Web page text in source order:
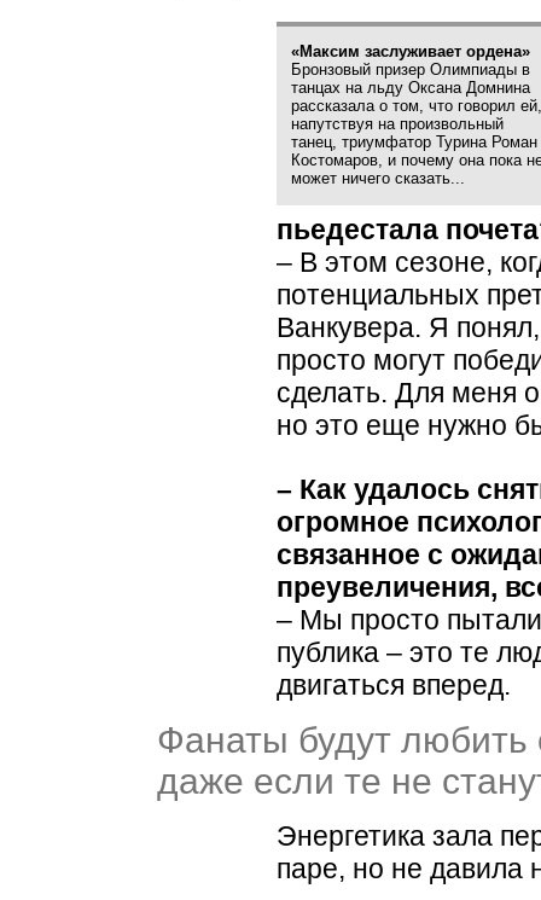
«Максим заслуживает ордена»
Бронзовый призер Олимпиады в
танцах на льду Оксана Домнина
рассказала о том, что говорил
напутствуя на произвольный
танец, триумфатор Турина Роман
Костомаров, и почему она пока
может ничего сказать...
пьедестала
– В этом сезоне,
потенциальных
Ванкувера. Я
просто могут
сделать. Для меня
но это еще нужно
– Как удалось
огромное
связанное с
преувеличения,
– Мы просто
публика – это те
двигаться вперед.
Фанаты будут любить
даже если те не
Энергетика зала
паре, но не давила